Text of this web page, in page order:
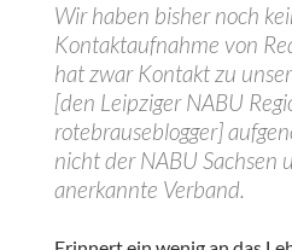
Wir haben bisher noch
Kontaktaufnahme von
hat zwar Kontakt zu
[den Leipziger NABU
rotebrauseblogger]
nicht der NABU Sachsen
anerkannte Verband.